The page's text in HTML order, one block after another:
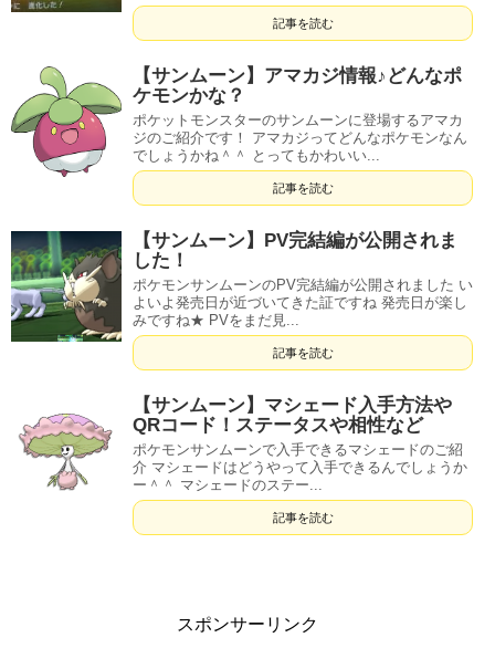
記事を読む
【サンムーン】アマカジ情報♪どんなポ
ケモンかな？
ポケットモンスターのサンムーンに登場するアマカ
ジのご紹介です！ アマカジってどんなポケモンなん
でしょうかね＾＾ とってもかわいい...
記事を読む
【サンムーン】PV完結編が公開されま
した！
ポケモンサンムーンのPV完結編が公開されました い
よいよ発売日が近づいてきた証ですね 発売日が楽し
みですね★ PVをまだ見...
記事を読む
【サンムーン】マシェード入手方法や
QRコード！ステータスや相性など
ポケモンサンムーンで入手できるマシェードのご紹
介 マシェードはどうやって入手できるんでしょうか
ー＾＾ マシェードのステー...
記事を読む
スポンサーリンク